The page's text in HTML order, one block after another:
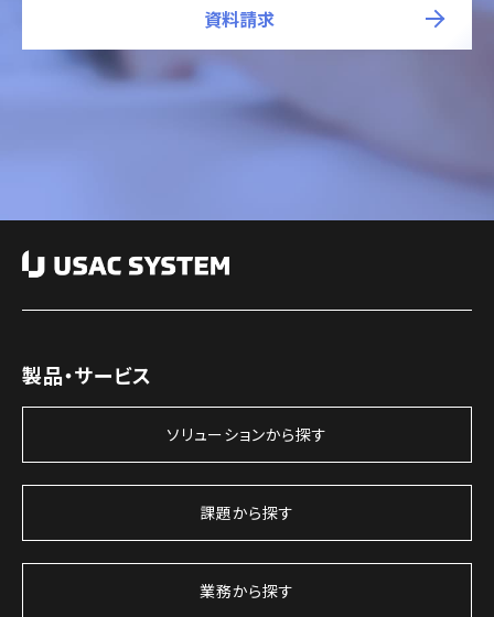
資料請求
製品・サービス
ソリューションから探す
課題から探す
業務から探す